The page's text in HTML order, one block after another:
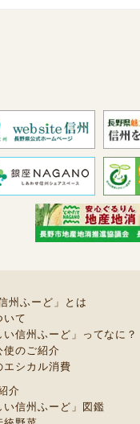
州ふーど」とは
いて
い信州ふーど」ってなに？
使のご紹介
エシカル消費
介
い信州ふーど」図鑑